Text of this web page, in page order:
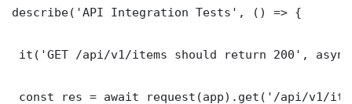
describe('API Integration Tests', () => {
it('GET /api/v1/items should return 200',
const res = await request(app).get('/api/v1/